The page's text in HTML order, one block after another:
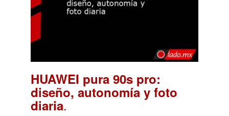
HUAWEI pura 90s pro:
diseño, autonomía y foto
diaria.